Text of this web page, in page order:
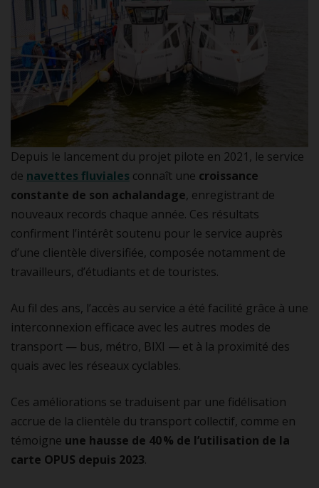
Depuis le lancement du projet pilote en 2021, le service
de navettes fluviales connaît une croissance
constante de son achalandage, enregistrant de
nouveaux records chaque année. Ces résultats
confirment l’intérêt soutenu pour le service auprès
d’une clientèle diversifiée, composée notamment de
travailleurs, d’étudiants et de touristes.
Au fil des ans, l’accès au service a été facilité grâce à une
interconnexion efficace avec les autres modes de
transport — bus, métro, BIXI — et à la proximité des
quais avec les réseaux cyclables.
Ces améliorations se traduisent par une fidélisation
accrue de la clientèle du transport collectif, comme en
témoigne une hausse de 40 % de l’utilisation de la
carte OPUS depuis 2023.